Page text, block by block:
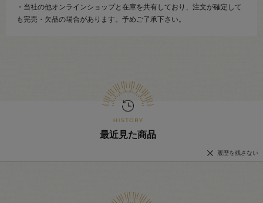
・当社の他オンラインショップと在庫を共有しており、注文が確定して
も完売・欠品の場合があります。予めご了承下さい。
最近見た商品
履歴を残さない